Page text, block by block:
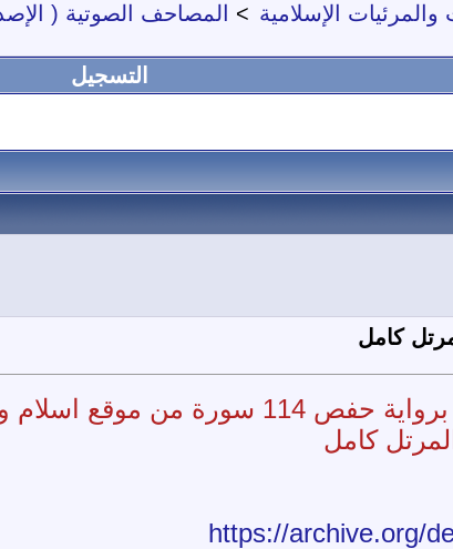
والمرئيات الإسلامية > المصاحف الصوتية (
التسجيل
كامل
موقع اسلام ويب
كامل
https://archive.org/